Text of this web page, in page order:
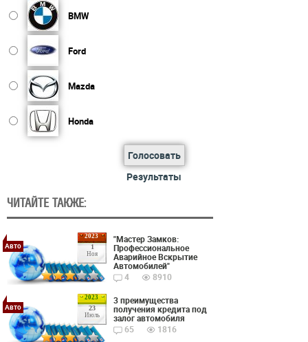
BMW
Ford
Mazda
Honda
Голосовать
Результаты
ЧИТАЙТЕ ТАКЖЕ:
2023
1
Ноя
Авто
"Мастер Замков:
Профессиональное
Аварийное Вскрытие
Автомобилей"
4
8910
2023
23
Июль
Авто
3 преимущества
получения кредита под
залог автомобиля
65
1816